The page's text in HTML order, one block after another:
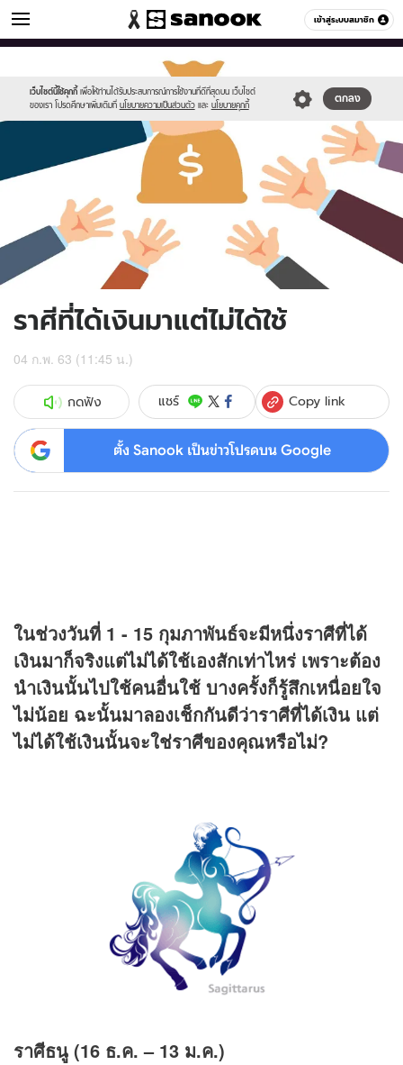
เข้าสู่ระบบสมาชิก
ดูดวง หมวดอื่นๆ
เว็บไซต์นี้ใช้คุกกี้ เพื่อให้ท่านได้รับประสบการณ์การใช้งานที่ดีที่สุดบน เว็บไซต์
ของเรา โปรดศึกษาเพิ่มเติมที่ นโยบายความเป็นส่วนตัว และ นโยบายคุกกี้
ตกลง
//s.isanook.com/sr/0/images/logo-
sanook.png
//s.isanook.com/ho/0/ud/35/176841/123223.jpg
ราศีที่ได้เงินมาแต่ไม่ได้ใช้
04 ก.พ. 63 (11:45 น.)
กดฟัง แชร์ Copy link
ตั้ง Sanook เป็นข่าวโปรดบน Google
ในช่วงวันที่ 1 - 15 กุมภาพันธ์จะมีหนึ่งราศีที่ได้
เงินมาก็จริงแต่ไม่ได้ใช้เองสักเท่าไหร่ เพราะต้อง
นำเงินนั้นไปใช้คนอื่นใช้ บางครั้งก็รู้สึกเหนื่อยใจ
ไม่น้อย ฉะนั้นมาลองเช็กกันดีว่าราศีที่ได้เงิน แต่
ไม่ได้ใช้เงินนั้นจะใช่ราศีของคุณหรือไม่?
ราศีธนู (16 ธ.ค.– 13 ม.ค.)